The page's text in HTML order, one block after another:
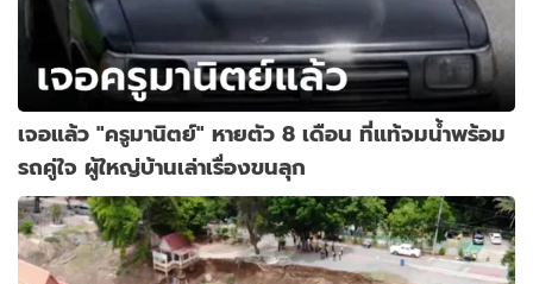
เจอแล้ว "ครูมานิตย์" หายตัว 8 เดือน ที่แท้จมน้ำพร้อม
รถคู่ใจ ผู้ใหญ่บ้านเล่าเรื่องขนลุก